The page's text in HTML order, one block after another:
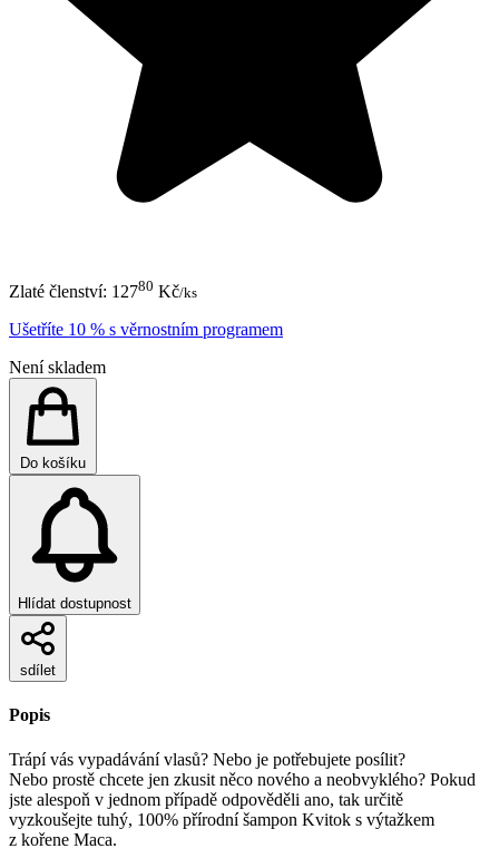
Zlaté členství: 12780 Kč/ks
Ušetříte 10 % s věrnostním programem
Není skladem
Do košíku
Hlídat dostupnost
sdílet
Popis
Trápí vás vypadávání vlasů? Nebo je potřebujete posílit?
Nebo prostě chcete jen zkusit něco nového a neobvyklého? Pokud
jste alespoň v jednom případě odpověděli ano, tak určitě
vyzkoušejte tuhý, 100% přírodní šampon Kvitok s výtažkem
z kořene Maca.